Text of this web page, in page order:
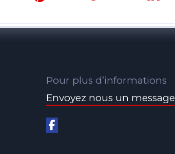
Pour plus d’informations
Envoyez nous un message